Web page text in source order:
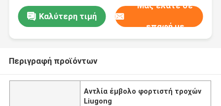
Καλύτερη τιμή
Μας ελάτε σε
επαφή με
Περιγραφή προϊόντων
Αντλία έμβολο φορτιστή τροχών
Liugong